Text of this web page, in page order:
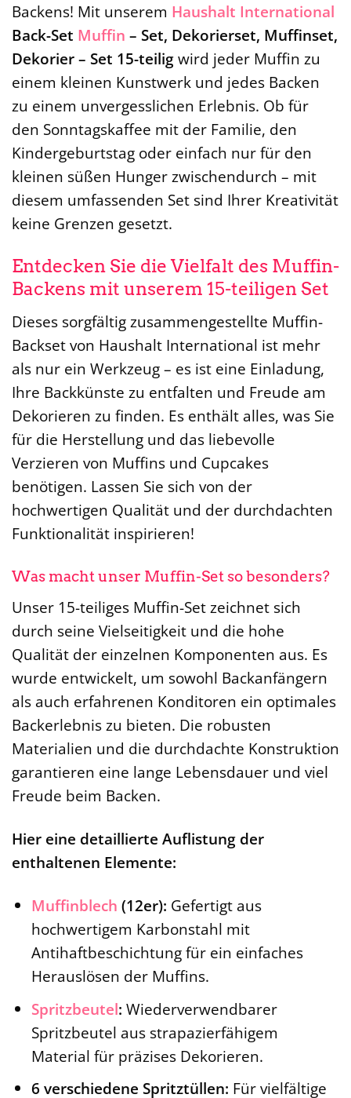
Backens! Mit unserem Haushalt International
Back-Set Muffin – Set, Dekorierset, Muffinset,
Dekorier – Set 15-teiligwird jeder Muffin zu
einem kleinen Kunstwerk und jedes Backen
zu einem unvergesslichen Erlebnis. Ob für
den Sonntagskaffee mit der Familie, den
Kindergeburtstag oder einfach nur für den
kleinen süßen Hunger zwischendurch – mit
diesem umfassenden Set sind Ihrer Kreativität
keine Grenzen gesetzt.
Entdecken Sie die Vielfalt des Muffin-
Backens mit unserem 15-teiligen Set
Dieses sorgfältig zusammengestellte Muffin-
Backset von Haushalt International ist mehr
als nur ein Werkzeug – es ist eine Einladung,
Ihre Backkünste zu entfalten und Freude am
Dekorieren zu finden. Es enthält alles, was Sie
für die Herstellung und das liebevolle
Verzieren von Muffins und Cupcakes
benötigen. Lassen Sie sich von der
hochwertigen Qualität und der durchdachten
Funktionalität inspirieren!
Was macht unser Muffin-Set so besonders?
Unser 15-teiliges Muffin-Set zeichnet sich
durch seine Vielseitigkeit und die hohe
Qualität der einzelnen Komponenten aus. Es
wurde entwickelt, um sowohl Backanfängern
als auch erfahrenen Konditoren ein optimales
Backerlebnis zu bieten. Die robusten
Materialien und die durchdachte Konstruktion
garantieren eine lange Lebensdauer und viel
Freude beim Backen.
Hier eine detaillierte Auflistung der
enthaltenen Elemente:
Muffinblech (12er): Gefertigt aus
hochwertigem Karbonstahl mit
Antihaftbeschichtung für ein einfaches
Herauslösen der Muffins.
Spritzbeutel: Wiederverwendbarer
Spritzbeutel aus strapazierfähigem
Material für präzises Dekorieren.
6 verschiedene Spritztüllen: Für vielfältige